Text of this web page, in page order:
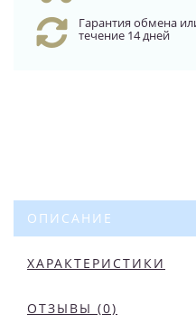
Гарантия обмена
течение 14 дней
ОПИСАНИЕ
ХАРАКТЕРИСТИКИ
ОТЗЫВЫ (0)